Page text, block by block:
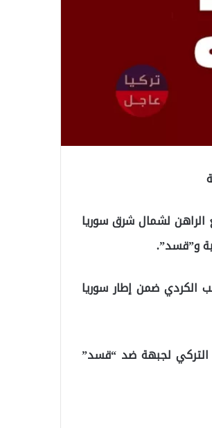
لشمال شرق سوريا
و”قسد”.
الكردي ضمن إطار سوريا
التركي لجبهة ضد “قسد”